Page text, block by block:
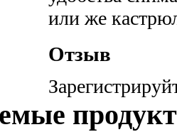
или же
Отзыв